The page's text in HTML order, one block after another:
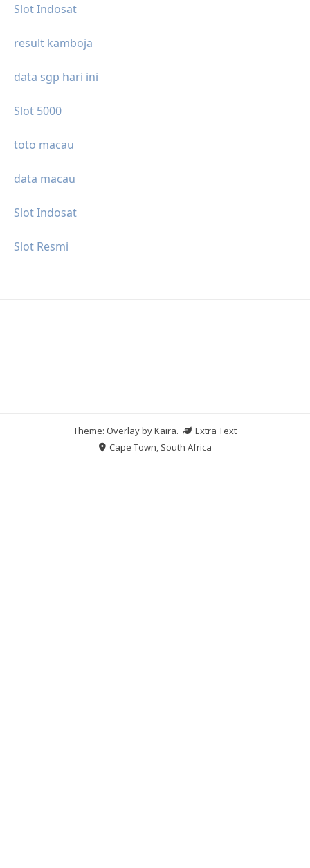
Slot Indosat
result kamboja
data sgp hari ini
Slot 5000
toto macau
data macau
Slot Indosat
Slot Resmi
Theme: Overlay byKaira.
Extra Text
Cape Town, South Africa